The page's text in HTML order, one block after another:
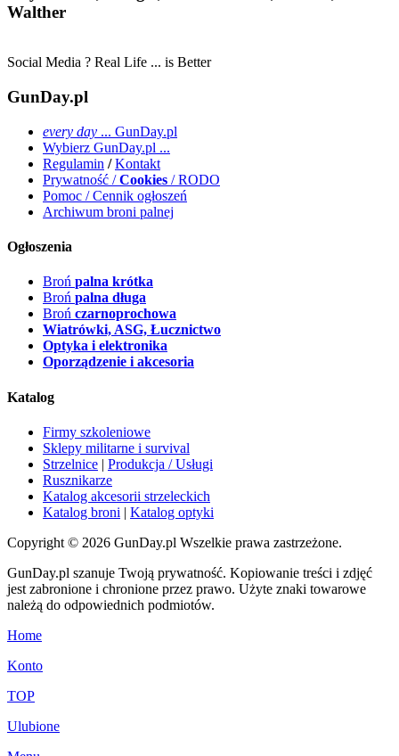
Walther
Social Media ? Real Life ... is Better
GunDay.pl
every day ... GunDay.pl
Wybierz GunDay.pl ...
Regulamin / Kontakt
Prywatność /Cookies / RODO
Pomoc / Cennik ogłoszeń
Archiwum broni palnej
Ogłoszenia
Broń palna krótka
Broń palna długa
Broń czarnoprochowa
Wiatrówki, ASG, Łucznictwo
Optyka i elektronika
Oporządzenie i akcesoria
Katalog
Firmy szkoleniowe
Sklepy militarne i survival
Strzelnice | Produkcja / Usługi
Rusznikarze
Katalog akcesorii strzeleckich
Katalog broni | Katalog optyki
Copyright © 2026 GunDay.pl Wszelkie prawa zastrzeżone.
GunDay.pl szanuje Twoją prywatność. Kopiowanie treści i zdjęć
jest zabronione i chronione przez prawo. Użyte znaki towarowe
należą do odpowiednich podmiotów.
Home
Konto
TOP
Ulubione